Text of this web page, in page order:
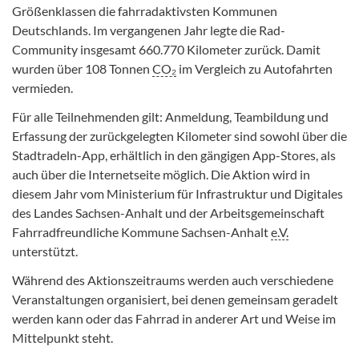
Größenklassen die fahrradaktivsten Kommunen
Deutschlands. Im vergangenen Jahr legte die Rad-
Community insgesamt 660.770 Kilometer zurück. Damit
wurden über 108 Tonnen CO₂ im Vergleich zu Autofahrten
vermieden.
Für alle Teilnehmenden gilt: Anmeldung, Teambildung und
Erfassung der zurückgelegten Kilometer sind sowohl über die
Stadtradeln-App, erhältlich in den gängigen App-Stores, als
auch über die Internetseite möglich. Die Aktion wird in
diesem Jahr vom Ministerium für Infrastruktur und Digitales
des Landes Sachsen-Anhalt und der Arbeitsgemeinschaft
Fahrradfreundliche Kommune Sachsen-Anhalte.V.
unterstützt.
Während des Aktionszeitraums werden auch verschiedene
Veranstaltungen organisiert, bei denen gemeinsam geradelt
werden kann oder das Fahrrad in anderer Art und Weise im
Mittelpunkt steht.